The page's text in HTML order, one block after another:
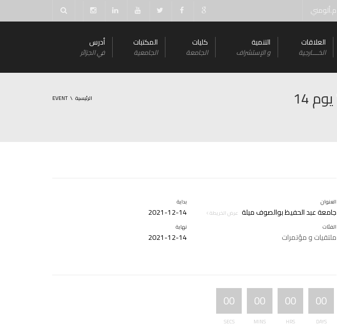
م.ألومني
العلاقات
الخــــارجية
التنمية
و اﻹستشراف
كليات
الجامعة
المكتبات
الجامعية
أدرس
في الجزائر
إعلان عن تتنظيم ملتقى وطني حول" التطوع اللغوي" يوم 14 الرئيسية EVENT
بداية
2021-12-14
نهاية
2021-12-14
العنوان
جامعة عبد الحفيظ بوالصوف ميلة عرض الخريطة
الفئات
ملتقيات و مؤتمرات
00
DAYS
00
HRS
00
MINS
00
SECS